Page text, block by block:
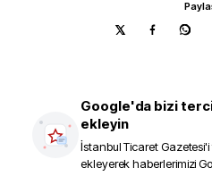
Google'da bizi
ekleyin
İstanbul Ticaret Gazetesi'i
ekleyerek haberlerimizi